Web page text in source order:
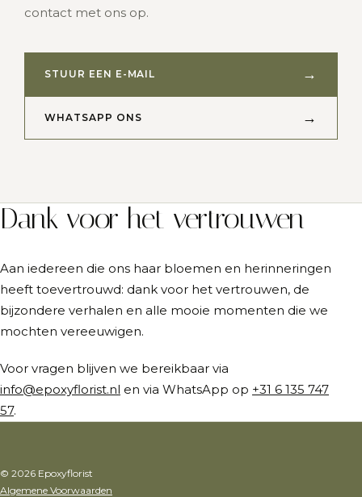
contact met ons op.
STUUR EEN E-MAIL
WHATSAPP ONS
Dank voor het vertrouwen
Aan iedereen die ons haar bloemen en herinneringen
heeft toevertrouwd: dank voor het vertrouwen, de
bijzondere verhalen en alle mooie momenten die we
mochten vereeuwigen.
Voor vragen blijven we bereikbaar via
info@epoxyflorist.nl en via WhatsApp op +31 6 135 747
57.
© 2026 Epoxyflorist
Algemene Voorwaarden